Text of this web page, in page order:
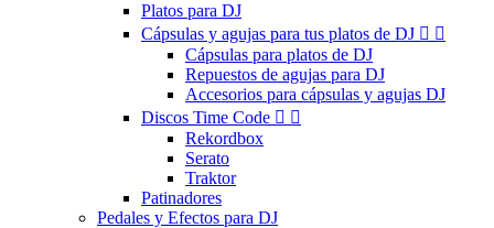
Platos para DJ
Cápsulas y agujas para tus platos de DJ  
Cápsulas para platos de DJ
Repuestos de agujas para DJ
Accesorios para cápsulas y agujas DJ
Discos Time Code  
Rekordbox
Serato
Traktor
Patinadores
Pedales y Efectos para DJ